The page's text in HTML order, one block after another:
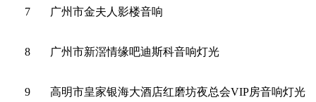
7 广州市金夫人影楼音响
8 广州市新滘情缘吧迪斯科音响灯光
9 高明市皇家银海大酒店红磨坊夜总会VIP房音响灯光